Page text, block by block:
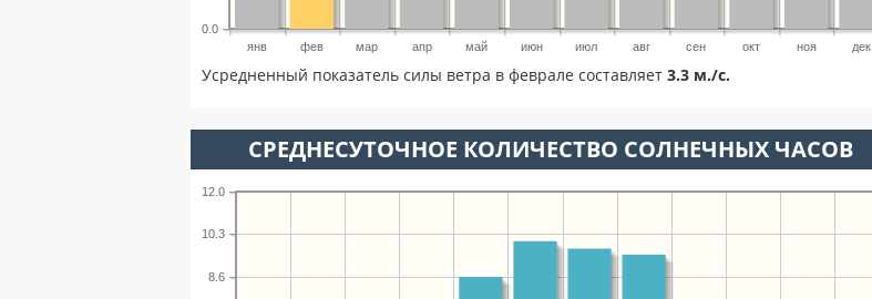
янв фев мар апр май июн июл авг сен окт ноя дек
0.0
Усредненный показатель силы ветра в феврале составляет 3.3 м./с.
СРЕДНЕСУТОЧНОЕ КОЛИЧЕСТВО СОЛНЕЧНЫХ ЧАСОВ
8.6
10.3
12.0